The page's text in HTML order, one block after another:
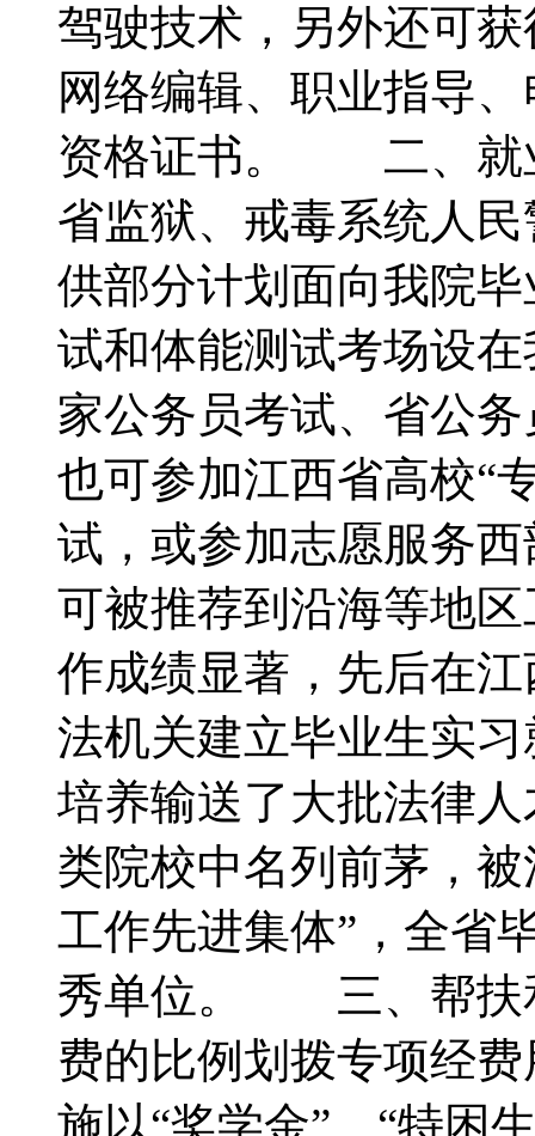
驾驶技术，另外还可
网络编辑、职业指导
资格证书。 二、就
省监狱、戒毒系统人
供部分计划面向我院
试和体能测试考场设
家公务员考试、省公
也可参加江西省高校“
试，或参加志愿服务
可被推荐到沿海等地
作成绩显著，先后在
法机关建立毕业生实
培养输送了大批法律
类院校中名列前茅，
工作先进集体”，全省
秀单位。 三、帮扶
费的比例划拨专项经
施以“奖学金”、“特困